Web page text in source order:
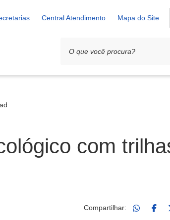
Central Atendimento Mapa do Site
com
Compartilhar: